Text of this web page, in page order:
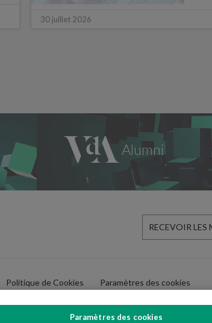
30 juillet 2026
RECEVOIR LES
Politique de Cookies Paramètres des cookies
Paramètres des cookies